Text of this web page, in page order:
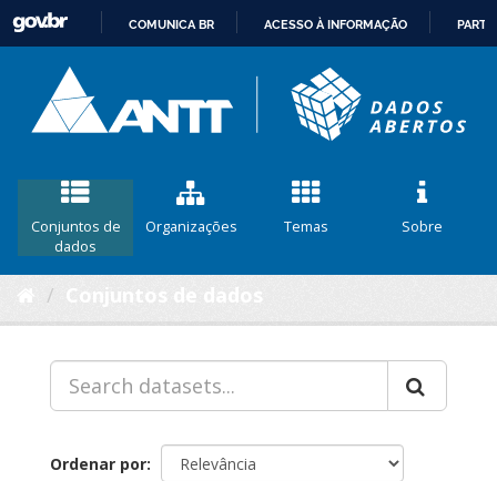
CONTEÚDO
COMUNICA BR ACESSO À INFORMAÇÃO
Conjuntos de
dados
Organizações Temas Sobre
Ordenar por